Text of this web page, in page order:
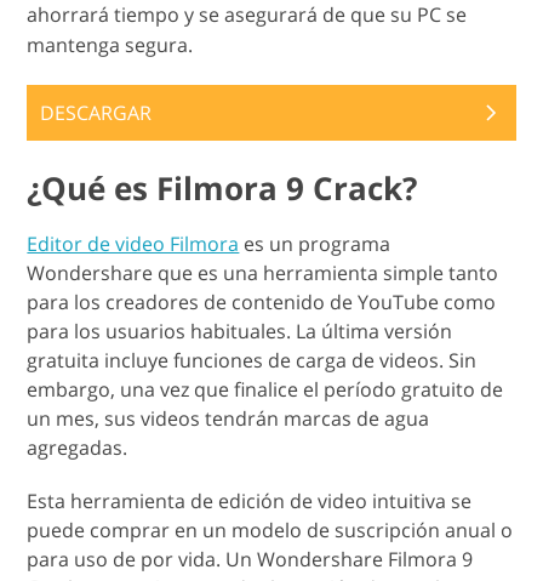
ahorrará tiempo y se asegurará de que su PC se
mantenga segura.
DESCARGAR
¿Qué es Filmora 9 Crack?
Editor de video Filmora es un programa
Wondershare que es una herramienta simple tanto
para los creadores de contenido de YouTube como
para los usuarios habituales. La última versión
gratuita incluye funciones de carga de videos. Sin
embargo, una vez que finalice el período gratuito de
un mes, sus videos tendrán marcas de agua
agregadas.
Esta herramienta de edición de video intuitiva se
puede comprar en un modelo de suscripción anual o
para uso de por vida. Un Wondershare Filmora 9